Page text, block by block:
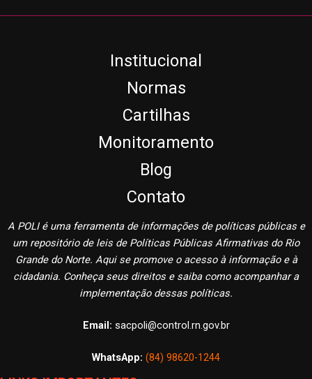
Institucional
Normas
Cartilhas
Monitoramento
Blog
Contato
A POLI é uma ferramenta de informações de políticas públicas e
um repositório de leis de Políticas Públicas Afirmativas do Rio
Grande do Norte. Aqui se promove o acesso à informação e à
cidadania. Conheça seus direitos e saiba como acompanhar a
implementação dessas políticas.
Email: sacpoli@control.rn.gov.br
WhatsApp: (84) 98620-1244